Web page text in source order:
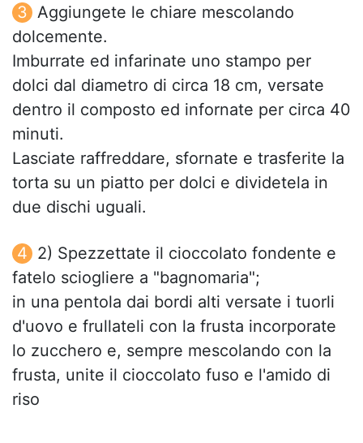
Aggiungete le chiare mescolando
dolcemente.
Imburrate ed infarinate uno stampo per
dolci dal diametro di circa 18 cm, versate
dentro il composto ed infornate per circa 40
minuti.
Lasciate raffreddare, sfornate e trasferite la
torta su un piatto per dolci e dividetela in
due dischi uguali.
2) Spezzettate il cioccolato fondente e
fatelo sciogliere a "bagnomaria";
in una pentola dai bordi alti versate i tuorli
d'uovo e frullateli con la frusta incorporate
lo zucchero e, sempre mescolando con la
frusta, unite il cioccolato fuso e l'amido di
riso